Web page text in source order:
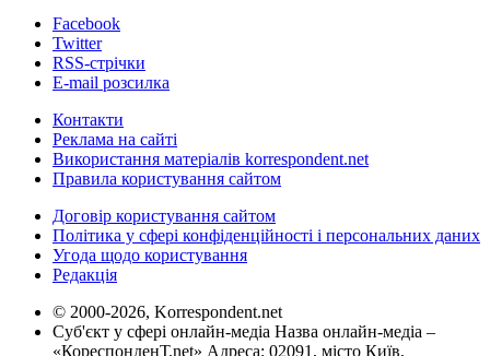
Facebook
Twitter
RSS-стрічки
E-mail розсилка
Контакти
Реклама на сайті
Використання матеріалів korrespondent.net
Правила користування сайтом
Договір користування сайтом
Політика у сфері конфіденційності і персональних даних
Угода щодо користування
Редакція
© 2000-2026, Korrespondent.net
Суб'єкт у сфері онлайн-медіа Назва онлайн-медіа –
«КореспонденТ.net» Адреса: 02091, місто Київ,